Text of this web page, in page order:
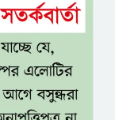
সংঘর্ষে নিহত ৮